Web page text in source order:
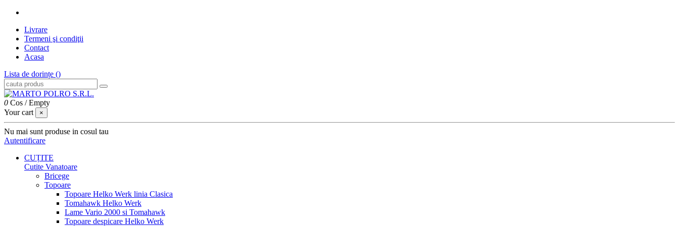
Livrare
Termeni şi condiţii
Contact
Acasa
Lista de dorințe ()
0 Cos /Empty
Your cart
×
Nu mai sunt produse in cosul tau
Autentificare
CUȚITE
Cutite Vanatoare
Bricege
Topoare
Topoare Helko Werk linia Clasica
Tomahawk Helko Werk
Lame Vario 2000 si Tomahawk
Topoare despicare Helko Werk